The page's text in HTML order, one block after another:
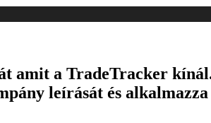
amit a TradeTracker
leírását és